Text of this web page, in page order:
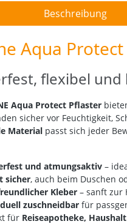
Beschreibung
Aqua
flexibel
Aqua Protect Pflaster
sicher vor Feuchtigkeit,
Material passt sich jeder
und atmungsaktiv –
sicher, auch beim Duschen
Kleber – sanft zur
zuschneidbar für
für Reiseapotheke,